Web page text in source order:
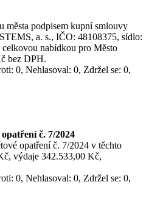
města podpisem kupní smlouvy
a. s., IČO: 48108375, sídlo:
celkovou nabídkou pro Město
bez DPH.
0, Nehlasoval: 0, Zdržel se: 0,
č. 7/2024
opatření č. 7/2024 v těchto
výdaje 342.533,00 Kč,
0, Nehlasoval: 0, Zdržel se: 0,